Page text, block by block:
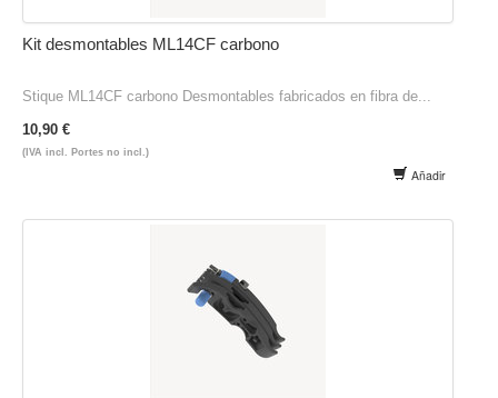
Kit desmontables ML14CF carbono
Stique ML14CF carbono Desmontables fabricados en fibra de...
10,90 €
(IVA incl. Portes no incl.)
Añadir